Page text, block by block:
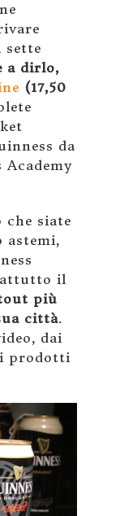
sette
a dirlo,
(17,50
da
che siate
astemi,
il
più
città.
dai
prodotti